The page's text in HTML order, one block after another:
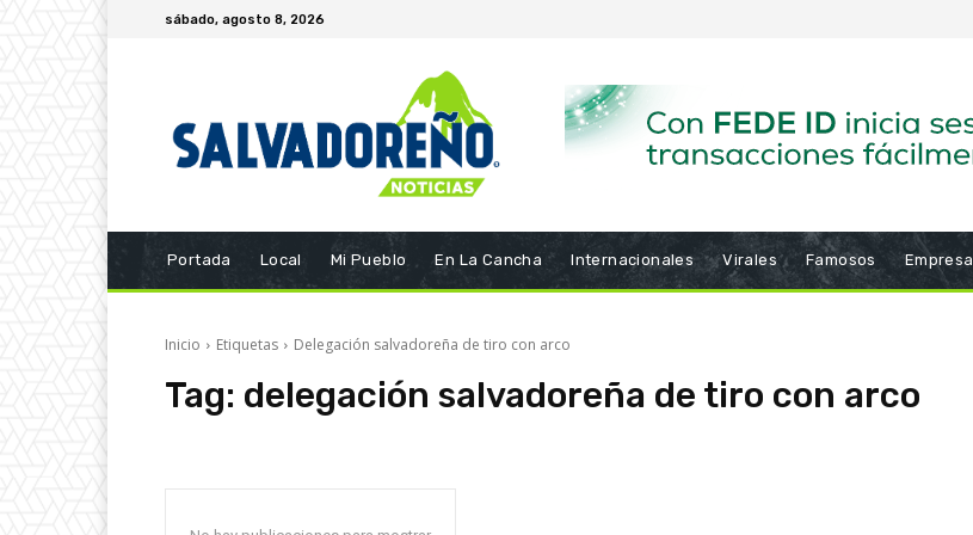
sábado, agosto 8, 2026
Portada Local Mi Pueblo En La Cancha Internacionales Virales Famosos
Inicio Etiquetas Delegación salvadoreña de tiro con arco
Tag: delegación salvadoreña de tiro con arco